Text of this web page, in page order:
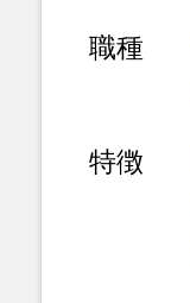
職種
特徴